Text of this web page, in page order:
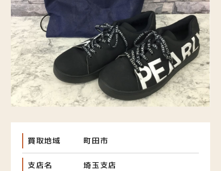
買取地域 町田市
支店名 埼玉支店